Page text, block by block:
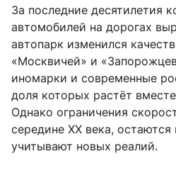
За последние десятилетия
автомобилей на дорогах
автопарк изменился
«Москвичей» и
иномарки и современные
доля которых растёт
Однако ограничения
середине XX века,
учитывают новых реалий.